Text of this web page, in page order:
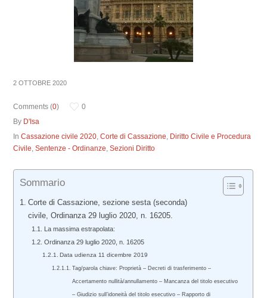
2 OTTOBRE 2020
Comments (0)
0
By D'Isa
InCassazione civile 2020,Corte di Cassazione, Diritto Civile e Procedura
Civile,Sentenze - Ordinanze,Sezioni Diritto
Sommario
Corte di Cassazione, sezione sesta (seconda)
civile, Ordinanza 29 luglio 2020, n. 16205.
La massima estrapolata:
Ordinanza 29 luglio 2020, n. 16205
Data udienza 11 dicembre 2019
Tag/parola chiave: Proprietà – Decreti di trasferimento –
Accertamento nullità/annullamento – Mancanza del titolo esecutivo
– Giudizio sull’idoneità del titolo esecutivo – Rapporto di